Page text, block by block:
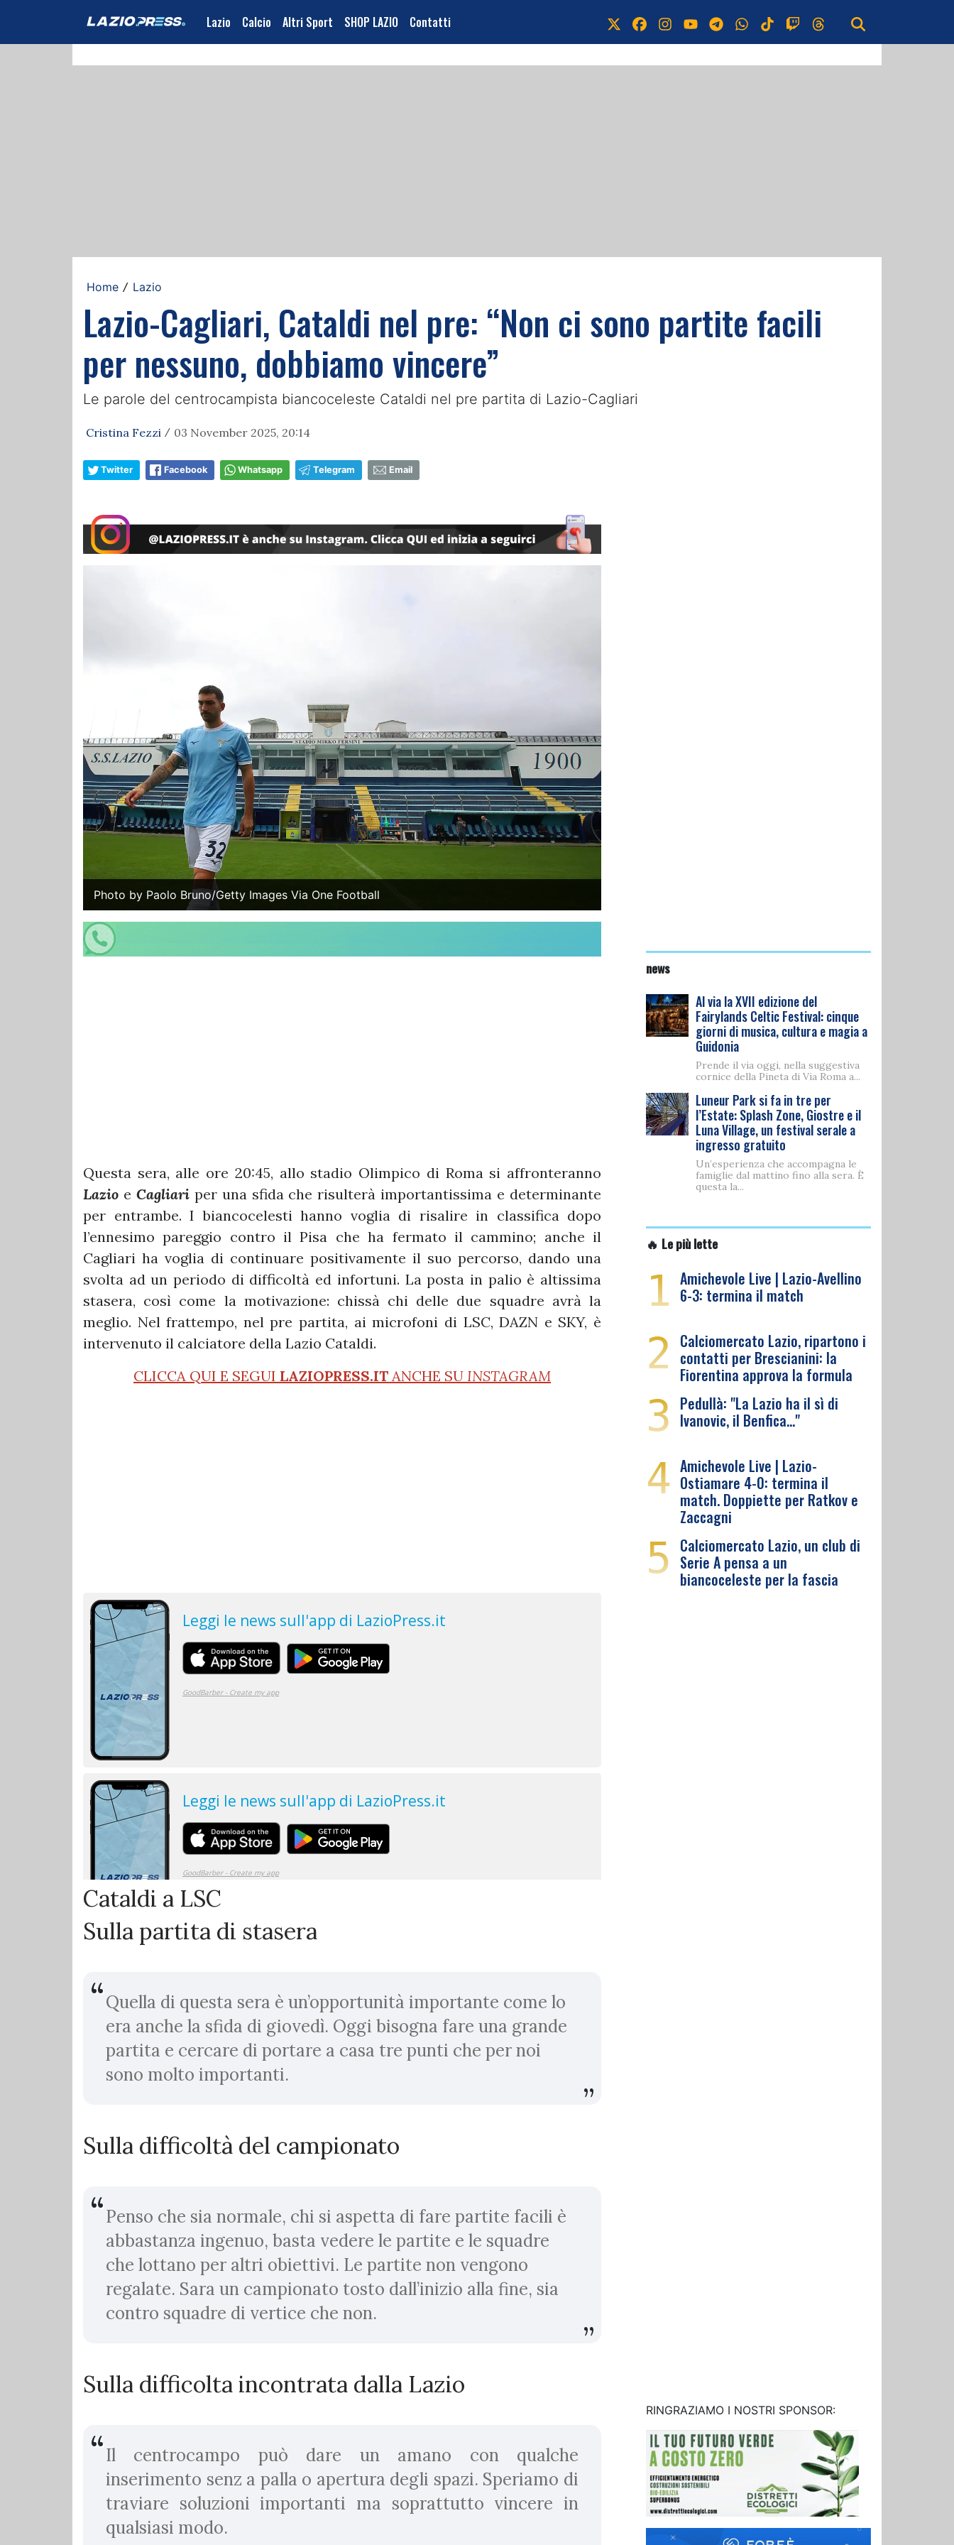
Lazio Calcio Altri Sport SHOP LAZIO Contatti
Home / Lazio
Lazio-Cagliari, Cataldi nel pre: “Non ci sono partite facili
per nessuno, dobbiamo vincere”
Le parole del centrocampista biancoceleste Cataldi nel pre partita di Lazio-Cagliari
Cristina Fezzi / 03 November 2025, 20:14
Twitter Facebook Whatsapp Telegram Email
Photo by Paolo Bruno/Getty Images Via One Football
Questa sera, alle ore 20:45, allo stadio Olimpico di Roma si affronteranno
Lazio e Cagliariper una sfida che risulterà importantissima e determinante
per entrambe. I biancocelesti hanno voglia di risalire in classifica dopo
l’ennesimo pareggio contro il Pisa che ha fermato il cammino; anche il
Cagliari ha voglia di continuare positivamente il suo percorso, dando una
svolta ad un periodo di difficoltà ed infortuni. La posta in palio è altissima
stasera, così come la motivazione: chissà chi delle due squadre avrà la
meglio. Nel frattempo, nel pre partita, ai microfoni di LSC, DAZN e SKY, è
intervenuto il calciatore della Lazio Cataldi.
CLICCA QUI E SEGUI LAZIOPRESS.IT ANCHE SU INSTAGRAM
Cataldi a LSC
Sulla partita di stasera
Quella di questa sera è un’opportunità importante come lo
era anche la sfida di giovedì. Oggi bisogna fare una grande
partita e cercare di portare a casa tre punti che per noi
sono molto importanti.
Sulla difficoltà del campionato
Penso che sia normale, chi si aspetta di fare partite facili è
abbastanza ingenuo, basta vedere le partite e le squadre
che lottano per altri obiettivi. Le partite non vengono
regalate. Sara un campionato tosto dall’inizio alla fine, sia
contro squadre di vertice che non.
Sulla difficolta incontrata dalla Lazio
Il centrocampo può dare un amano con qualche
inserimento senz a palla o apertura degli spazi. Speriamo di
traviare soluzioni importanti ma soprattutto vincere in
qualsiasi modo.
news
Al via la XVII edizione del
Fairylands Celtic Festival: cinque
giorni di musica, cultura e magia a
Guidonia
Prende il via oggi, nella suggestiva
cornice della Pineta di Via Roma a...
Luneur Park si fa in tre per
l’Estate: Splash Zone, Giostre e il
Luna Village, un festival serale a
ingresso gratuito
Un’esperienza che accompagna le
famiglie dal mattino fino alla sera. È
questa la...
🔥 Le più lette
1 Amichevole Live | Lazio-Avellino
6-3: termina il match
2 Calciomercato Lazio, ripartono i
contatti per Brescianini: la
Fiorentina approva la formula
3 Pedullà: "La Lazio ha il sì di
Ivanovic, il Benfica…"
4 Amichevole Live | Lazio-
Ostiamare 4-0: termina il
match. Doppiette per Ratkov e
Zaccagni
5 Calciomercato Lazio, un club di
Serie A pensa a un
biancoceleste per la fascia
RINGRAZIAMO I NOSTRI SPONSOR: